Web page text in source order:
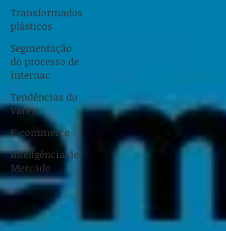
Transformados
plásticos
Segmentação
do processo de
internac
Tendências do
Varejo
E-commerce
Inteligência de
Mercado